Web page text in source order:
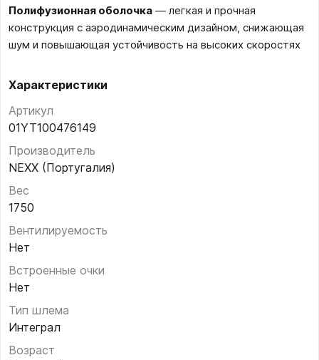
Полифузионная оболочка — легкая и прочная
конструкция с аэродинамическим дизайном, снижающая
шум и повышающая устойчивость на высоких скоростях
Характеристики
Артикул
01YT100476149
Производитель
NEXX (Португалия)
Вес
1750
Вентилируемость
Нет
Встроенные очки
Нет
Тип шлема
Интеграл
Возраст